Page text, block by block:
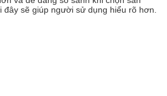
sẽ giúp người sử dụng hiểu rõ hơn.